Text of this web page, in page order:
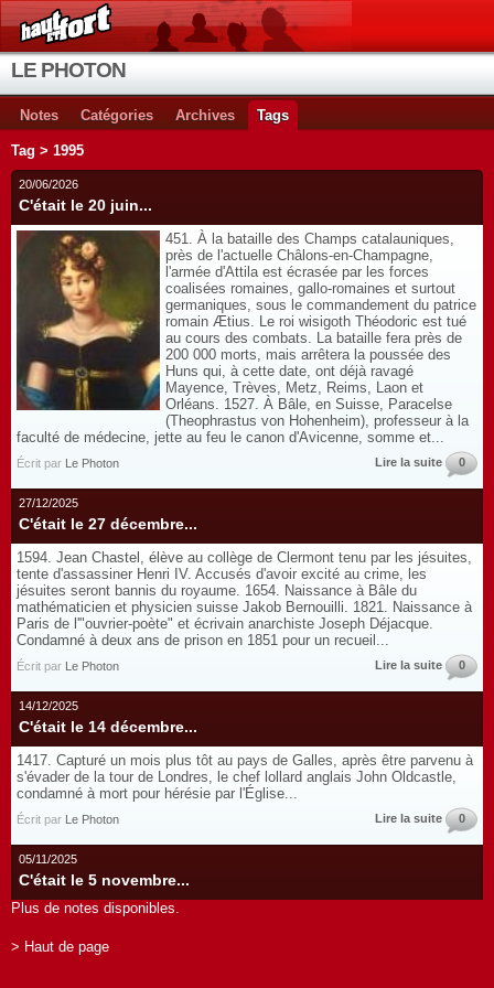
LE PHOTON
Notes Catégories Archives Tags
Tag > 1995
20/06/2026
C'était le 20 juin...
451. À la bataille des Champs catalauniques,
près de l'actuelle Châlons-en-Champagne,
l'armée d'Attila est écrasée par les forces
coalisées romaines, gallo-romaines et surtout
germaniques, sous le commandement du patrice
romain Ætius. Le roi wisigoth Théodoric est tué
au cours des combats. La bataille fera près de
200 000 morts, mais arrêtera la poussée des
Huns qui, à cette date, ont déjà ravagé
Mayence, Trèves, Metz, Reims, Laon et
Orléans. 1527. À Bâle, en Suisse, Paracelse
(Theophrastus von Hohenheim), professeur à la
faculté de médecine, jette au feu le canon d'Avicenne, somme et...
Écrit par Le Photon Lire la suite 0
27/12/2025
C'était le 27 décembre...
1594. Jean Chastel, élève au collège de Clermont tenu par les jésuites,
tente d'assassiner Henri IV. Accusés d'avoir excité au crime, les
jésuites seront bannis du royaume. 1654. Naissance à Bâle du
mathématicien et physicien suisse Jakob Bernouilli. 1821. Naissance à
Paris de l'"ouvrier-poète" et écrivain anarchiste Joseph Déjacque.
Condamné à deux ans de prison en 1851 pour un recueil...
Écrit par Le Photon Lire la suite 0
14/12/2025
C'était le 14 décembre...
1417. Capturé un mois plus tôt au pays de Galles, après être parvenu à
s'évader de la tour de Londres, le chef lollard anglais John Oldcastle,
condamné à mort pour hérésie par l'Église...
Écrit par Le Photon Lire la suite 0
05/11/2025
C'était le 5 novembre...
Plus de notes disponibles.
> Haut de page